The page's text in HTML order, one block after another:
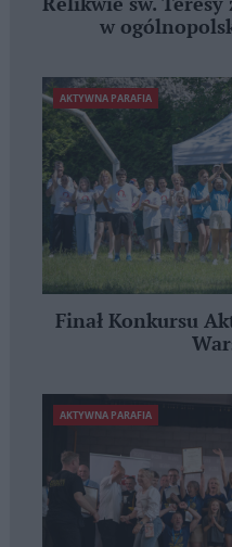
Relikwie św.
w
AKTYWNA PARAFIA
Finał Konkursu
AKTYWNA PARAFIA